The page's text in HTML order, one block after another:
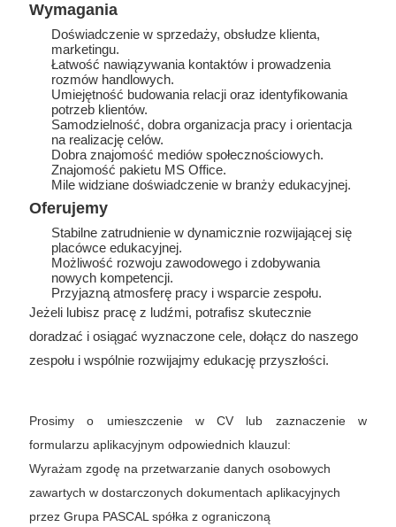
Wymagania
Doświadczenie w sprzedaży, obsłudze klienta,
marketingu.
Łatwość nawiązywania kontaktów i prowadzenia
rozmów handlowych.
Umiejętność budowania relacji oraz identyfikowania
potrzeb klientów.
Samodzielność, dobra organizacja pracy i orientacja
na realizację celów.
Dobra znajomość mediów społecznościowych.
Znajomość pakietu MS Office.
Mile widziane doświadczenie w branży edukacyjnej.
Oferujemy
Stabilne zatrudnienie w dynamicznie rozwijającej się
placówce edukacyjnej.
Możliwość rozwoju zawodowego i zdobywania
nowych kompetencji.
Przyjazną atmosferę pracy i wsparcie zespołu.
Jeżeli lubisz pracę z ludźmi, potrafisz skutecznie
doradzać i osiągać wyznaczone cele, dołącz do naszego
zespołu i wspólnie rozwijajmy edukację przyszłości.
Prosimy o umieszczenie w CV lub zaznaczenie w
formularzu aplikacyjnym odpowiednich klauzul:
Wyrażam zgodę na przetwarzanie danych osobowych
zawartych w dostarczonych dokumentach aplikacyjnych
przez Grupa PASCAL spółka z ograniczoną